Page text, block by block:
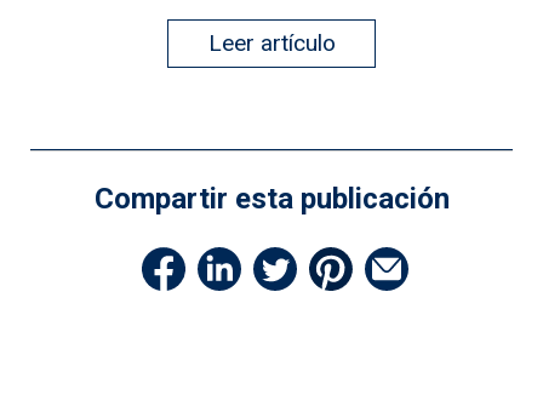
Leer artículo
Compartir esta publicación